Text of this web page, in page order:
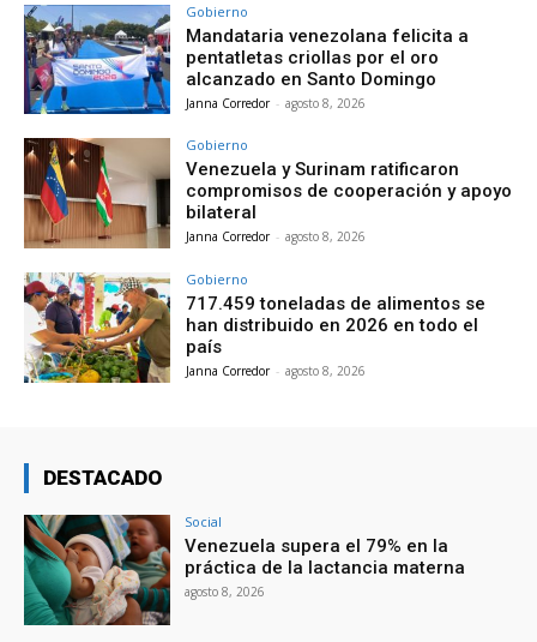
Gobierno
Mandataria venezolana felicita a
pentatletas criollas por el oro
alcanzado en Santo Domingo
Janna Corredor - agosto 8, 2026
Gobierno
Venezuela y Surinam ratificaron
compromisos de cooperación y apoyo
bilateral
Janna Corredor - agosto 8, 2026
Gobierno
717.459 toneladas de alimentos se
han distribuido en 2026 en todo el
país
Janna Corredor - agosto 8, 2026
DESTACADO
Social
Venezuela supera el 79% en la
práctica de la lactancia materna
agosto 8, 2026